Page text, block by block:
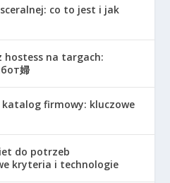
co to jest i jak
hostess na targach:
婦
firmowy: kluczowe
do potrzeb
kryteria i technologie